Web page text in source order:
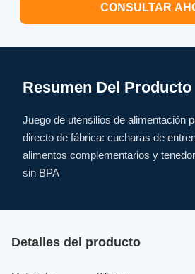
CONSULTAR
Resumen Del Producto
Juego de utensilios de alimentación
directo de fábrica: cucharas de
alimentos complementarios y
sin BPA
Detalles del producto